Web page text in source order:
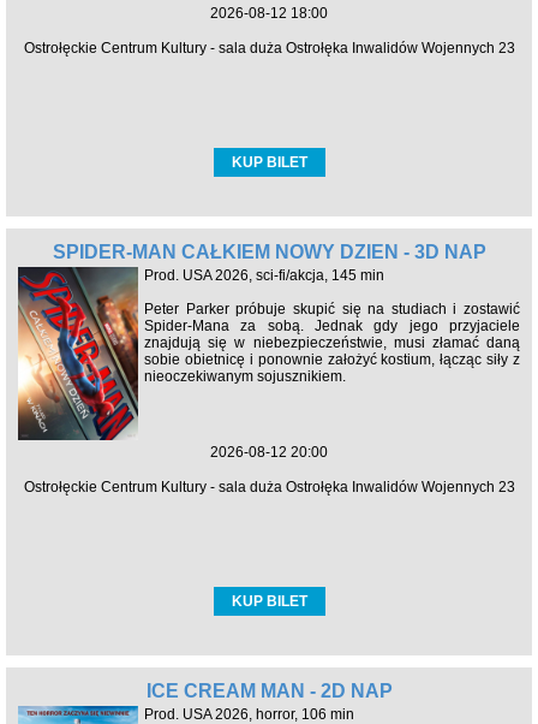
2026-08-12 18:00
Ostrołęckie Centrum Kultury - sala duża Ostrołęka Inwalidów Wojennych 23
KUP BILET
SPIDER-MAN CAŁKIEM NOWY DZIEŃ - 3D NAP
Prod. USA 2026, sci-fi/akcja, 145 min
Peter Parker próbuje skupić się na studiach i zostawić
Spider-Mana za sobą. Jednak gdy jego przyjaciele
znajdują się w niebezpieczeństwie, musi złamać daną
sobie obietnicę i ponownie założyć kostium, łącząc siły z
nieoczekiwanym sojusznikiem.
2026-08-12 20:00
Ostrołęckie Centrum Kultury - sala duża Ostrołęka Inwalidów Wojennych 23
KUP BILET
ICE CREAM MAN - 2D NAP
Prod. USA 2026, horror, 106 min